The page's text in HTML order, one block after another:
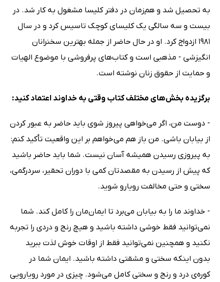
به تحصیل شد و هم‌زمان در دفتر کلیسا مشغول به کار شد. در
بیست و سه سالگی یک کلیسای کوچک تاسیس کرد و در سال
1981 ازدواج کرد. او در حال حاضر از جمله بهترین سخنرانان
انگیزشی - مذهبی است و کتاب‌های پرفروشی با موضوع الهیات
و حمایت از حقوق زنان نوشته است.
برگزیده بخش‌های مختلف کتاب وقتی به خداوند اعتماد کنید:
- دوست من، اگر می‌خواهی پیروز شوی باید حاضر به عبور کردن
از بیابان باشی. من باز هم می‌خواهم بر این واقعیت تأکید کنم:
به پیروزی رسیدن همیشه آسان نیست. شما باید حاضر باشید
که پیش از رسیدن به مقصدتان کمی با دوران تحقیر، سردرگمی،
سختی و حتی مخالفت رویارو شوید.
- خداوند ما را به بیابان می‌برد تا ایمان‌مان را کامل کند. شما
نمی‌توانید فقط خوشی داشته باشید و هیچ رنج و دردی را تجربه
نکنید و همچنین نمی‌توانید فقط از اوقات خوش لذت ببرید
بدون اینکه سختی و مشقتی داشته باشید. ایمان شما در
کوره‌ی درد و رنج و سختی کامل می‌شود. چیزی در مورد رویارویی